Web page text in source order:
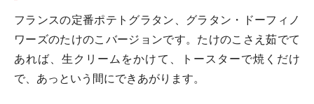
フランスの定番ポテトグラタン、グラタン・ドーフィノ
ワーズのたけのこバージョンです。たけのこさえ茹でて
あれば、生クリームをかけて、トースターで焼くだけ
で、あっという間にできあがります。